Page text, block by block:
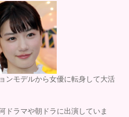
ンモデルから女優に転身して大活
ドラマや朝ドラに出演していま